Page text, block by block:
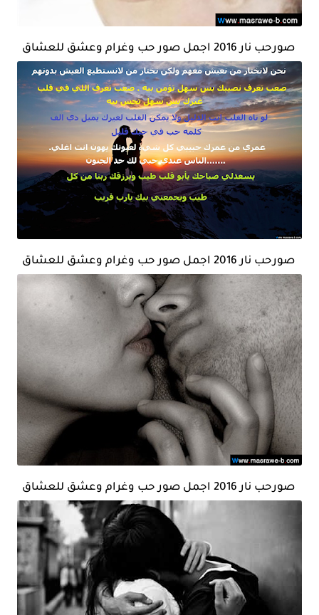
صورحب نار 2016 اجمل صور حب وغرام وعشق للعشاق
صورحب نار 2016 اجمل صور حب وغرام وعشق للعشاق
صورحب نار 2016 اجمل صور حب وغرام وعشق للعشاق